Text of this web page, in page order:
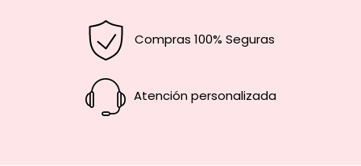
Compras 100% Seguras
Atención personalizada